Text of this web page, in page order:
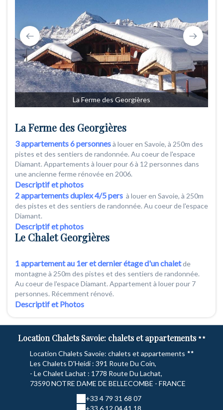
La Ferme des Georgières
La Ferme des Georgières
3 appartements 6 personnesà louer en Savoie, à 250m des
pistes et des sentiers de randonnée. Au coeur de l'espace
Diamant. Appartements à louer pour 6 à 12 personnes dans
une ancienne ferme rénovée en 2006.
Descriptif et photos
2 appartements duplex 4/5 pers à louer en Savoie, à 250m
des pistes et des sentiers de randonnée. Au coeur de l'espace
Diamant.
Descriptif et photos
Le Chalet Georgières
1 appartement au 1er et dernier étage d'un chaletde
montagne à 250m des pistes et des sentiers de randonnée.
Au coeur de l'espace Diamant. Appartement à louer pour 7
personnes. Récemment rénové.
Descriptif et Photos
Location Chalets Savoie: chalets et appartements
Location Chalets Savoie: chalets et appartements
Les Chalets D'Heidi : 391 Route Du Coin,
- Le Chalet Lachat : 1778 Route Du Lachat,
73590 NOTRE DAME DE BELLECOMBE - FRANCE
+33 4 79 31 68 07